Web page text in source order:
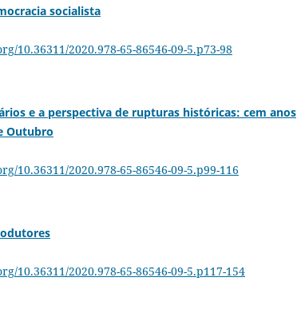
socialista
10.36311/2020.978-65-86546-09-5.p73-98
e a perspectiva de rupturas históricas: cem anos
Outubro
10.36311/2020.978-65-86546-09-5.p99-116
10.36311/2020.978-65-86546-09-5.p117-154